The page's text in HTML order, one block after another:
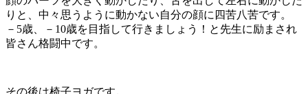
りと、中々思うように動かない自分の顔に四苦八苦です。
－5歳、－10歳を目指して行きましょう！と先生に励まされ
皆さん格闘中です。
その後は椅子ヨガです。